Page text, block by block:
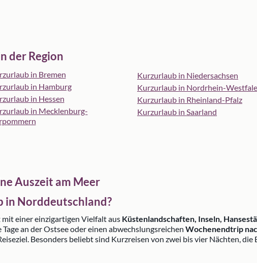
der Region
in Bremen
in Hamburg
in Hessen
in Mecklenburg-
Kurzurlaub in Niedersachsen
Kurzurlaub in Nordrhein-
Kurzurlaub in Rheinland-Pfalz
Kurzurlaub in Saarland
Auszeit am Meer
in Norddeutschland?
einer einzigartigen Vielfalt aus Küstenlandschaften, Inseln,
an der Ostsee oder einen abwechslungsreichen Wochenendtrip
Besonders beliebt sind Kurzreisen von zwei bis vier Nächten,